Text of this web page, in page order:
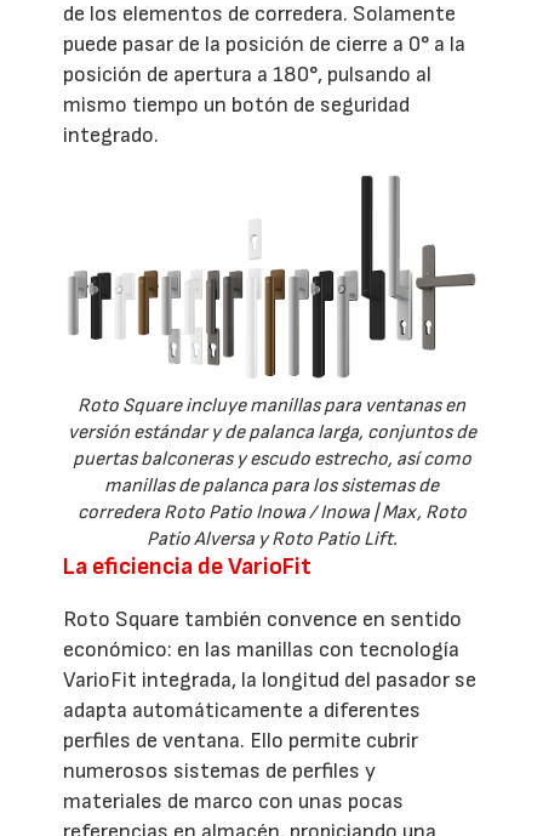
de los elementos de corredera. Solamente
puede pasar de la posición de cierre a 0° a la
posición de apertura a 180°, pulsando al
mismo tiempo un botón de seguridad
integrado.
Roto Square incluye manillas para ventanas en
versión estándar y de palanca larga, conjuntos de
puertas balconeras y escudo estrecho, así como
manillas de palanca para los sistemas de
corredera Roto Patio Inowa / Inowa | Max, Roto
Patio Alversa y Roto Patio Lift.
La eficiencia de VarioFit
Roto Square también convence en sentido
económico: en las manillas con tecnología
VarioFit integrada, la longitud del pasador se
adapta automáticamente a diferentes
perfiles de ventana. Ello permite cubrir
numerosos sistemas de perfiles y
materiales de marco con unas pocas